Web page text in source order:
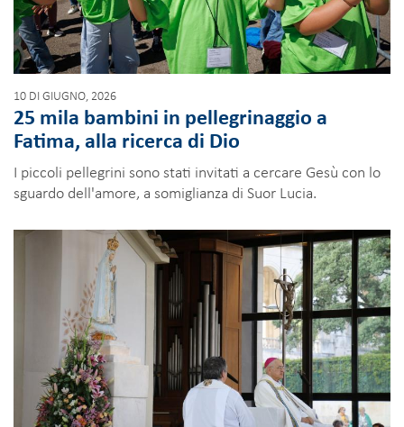
10 DI GIUGNO, 2026
25 mila bambini in pellegrinaggio a
Fatima, alla ricerca di Dio
I piccoli pellegrini sono stati invitati a cercare Gesù con lo
sguardo dell'amore, a somiglianza di Suor Lucia.